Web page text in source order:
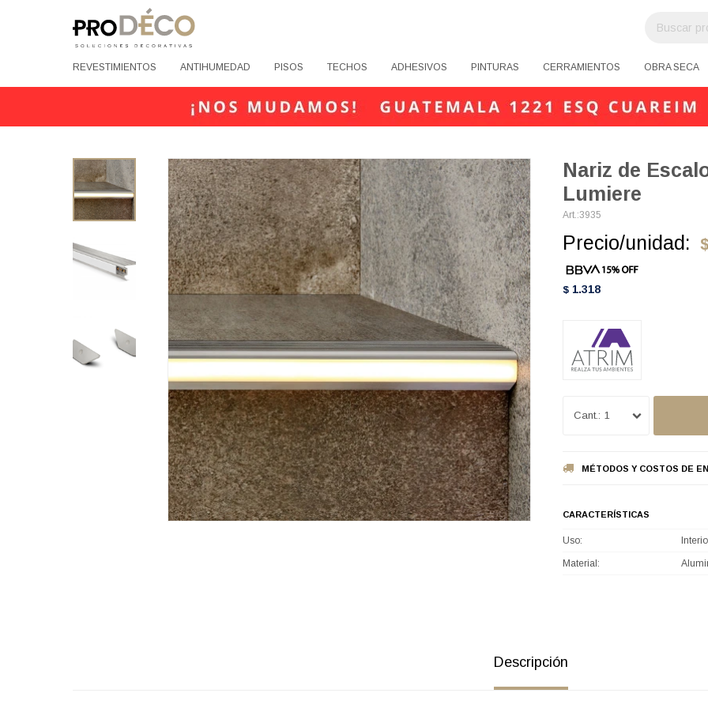
REVESTIMIENTOS ANTIHUMEDAD PISOS TECHOS ADHESIVOS PINTURAS CERRAMIENTOS OBRA SECA
Nariz de
Lumiere
3935
Precio/unidad: $
$ 1.318
1
MÉTODOS Y COSTOS DE
CARACTERÍSTICAS
Uso
Material
Descripción